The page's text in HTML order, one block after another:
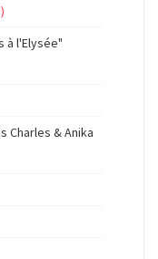
à l'Elysée"
Charles & Anika